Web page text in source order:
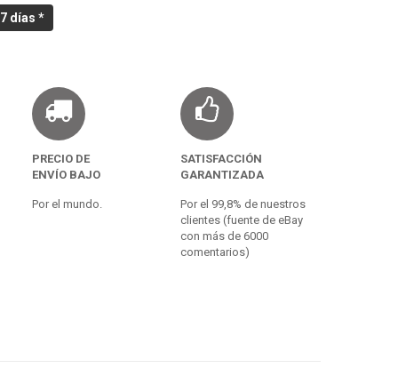
días *
PRECIO DE
ENVÍO BAJO
Por el mundo.
SATISFACCIÓN
GARANTIZADA
Por el 99,8% de nuestros
clientes (fuente de eBay
con más de 6000
comentarios)